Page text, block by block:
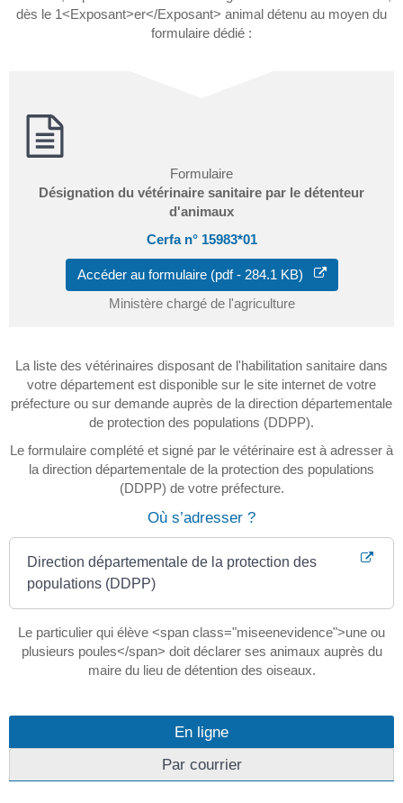
dès le 1<Exposant>er</Exposant> animal détenu au moyen du
formulaire dédié :
Formulaire
Désignation du vétérinaire sanitaire par le détenteur
d'animaux
Cerfa n° 15983*01
Accéder au formulaire (pdf - 284.1 KB)
Ministère chargé de l'agriculture
La liste des vétérinaires disposant de l'habilitation sanitaire dans
votre département est disponible sur le site internet de votre
préfecture ou sur demande auprès de la direction départementale
de protection des populations (DDPP).
Le formulaire complété et signé par le vétérinaire est à adresser à
la direction départementale de la protection des populations
(DDPP) de votre préfecture.
Où s’adresser ?
Direction départementale de la protection des
populations (DDPP)
Le particulier qui élève <span class="miseenevidence">une ou
plusieurs poules</span> doit déclarer ses animaux auprès du
maire du lieu de détention des oiseaux.
En ligne
Par courrier